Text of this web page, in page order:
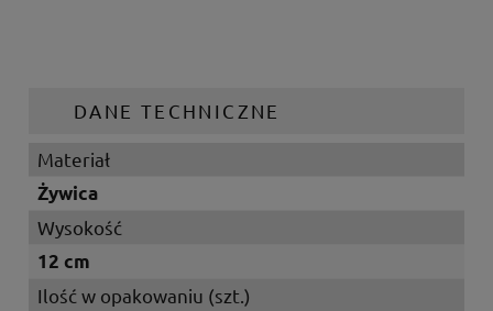
DANE TECHNICZNE
Materiał
Żywica
Wysokość
12 cm
Ilość w opakowaniu (szt.)